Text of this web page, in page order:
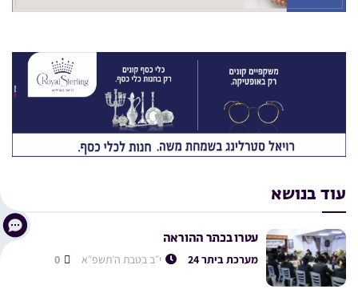
עוד בנושא
עטרו בכתר ההוראה
מערכת ביתר 24 י״ב בטבת ה׳תשפ״א